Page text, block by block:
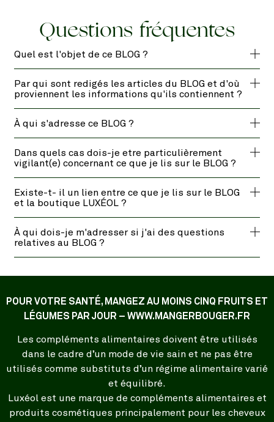
Questions fréquentes
Quel est l'objet de ce BLOG ?
Par qui sont redigés les articles du BLOG et d'où
proviennent les informations qu'ils contiennent ?
À qui s'adresse ce BLOG ?
Dans quels cas dois-je etre particulièrement
vigilant(e) concernant ce que je lis sur le BLOG ?
Existe-t- il un lien entre ce que je lis sur le BLOG
et la boutique LUXÉOL ?
À qui dois-je m'adresser si j'ai des questions
relatives au BLOG ?
POUR VOTRE SANTÉ, MANGEZ AU MOINS CINQ FRUITS ET
LÉGUMES PAR JOUR – WWW.MANGERBOUGER.FR
Les compléments alimentaires doivent être utilisés
dans le cadre d’un mode de vie sain et ne pas être
utilisés comme substituts d’un régime alimentaire varié
et équilibré.
Luxéol est une marque de compléments alimentaires et
produits cosmétiques principalement pour les cheveux